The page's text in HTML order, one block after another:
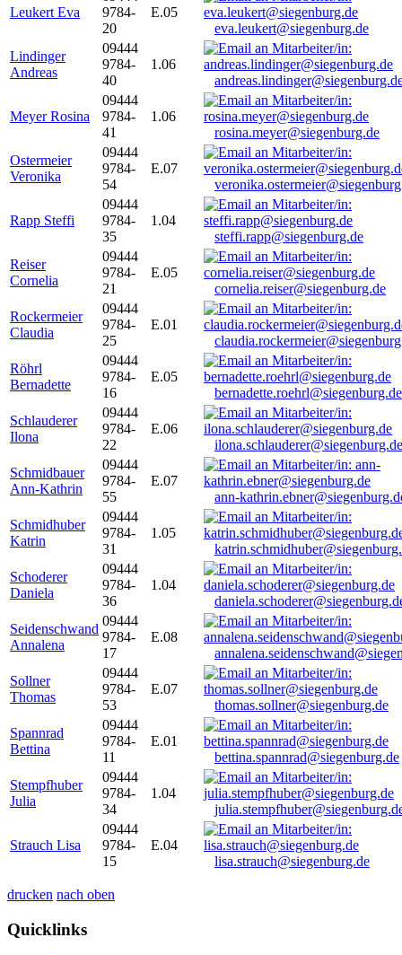
Leukert Eva
9784-
20
E.05
eva.leukert@siegenburg.de
Lindinger
Andreas
09444
9784-
40
1.06
Meyer Rosina
09444
9784-
41
1.06
rosina.meyer@siegenburg.de
Ostermeier
Veronika
09444
9784-
54
E.07
Rapp Steffi
09444
9784-
35
1.04
steffi.rapp@siegenburg.de
Reiser
Cornelia
09444
9784-
21
E.05
cornelia.reiser@siegenburg.de
Rockermeier
Claudia
09444
9784-
25
E.01
Röhrl
Bernadette
09444
9784-
16
E.05
bernadette.roehrl@siegenburg.de
Schlauderer
Ilona
09444
9784-
22
E.06
ilona.schlauderer@siegenburg.de
Schmidbauer
Ann-Kathrin
09444
9784-
55
E.07
ann-
Schmidhuber
Katrin
09444
9784-
31
1.05
Schoderer
Daniela
09444
9784-
36
1.04
Seidenschwand
Annalena
09444
9784-
17
E.08
Sollner
Thomas
09444
9784-
53
E.07
thomas.sollner@siegenburg.de
Spannrad
Bettina
09444
9784-
11
E.01
bettina.spannrad@siegenburg.de
Stempfhuber
Julia
09444
9784-
34
1.04
Strauch Lisa
09444
9784-
15
E.04
lisa.strauch@siegenburg.de
drucken nach oben
Quicklinks